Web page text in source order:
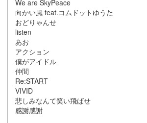
We are SkyPeace
向かい風 feat.コムドットゆうた
おどりゃんせ
listen
あお
アクション
僕がアイドル
仲間
Re:START
VIVID
悲しみなんて笑い飛ばせ
感謝感謝